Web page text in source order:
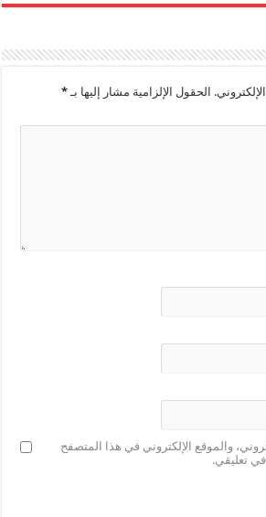
الحقول الإلزامية مشار إليها بـ*
والموقع الإلكتروني في هذا المتصفح
في تعليقي.